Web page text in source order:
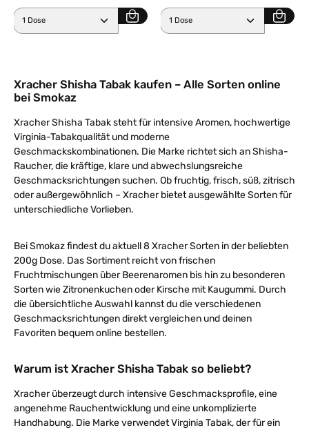
Produkt Anzahl: Gib den gewünschten Wert ein
Produkt Anzahl: Gib den
Xracher Shisha Tabak kaufen – Alle Sorten online
bei Smokaz
Xracher Shisha Tabak steht für intensive Aromen, hochwertige
Virginia-Tabakqualität und moderne
Geschmackskombinationen. Die Marke richtet sich an Shisha-
Raucher, die kräftige, klare und abwechslungsreiche
Geschmacksrichtungen suchen. Ob fruchtig, frisch, süß, zitrisch
oder außergewöhnlich – Xracher bietet ausgewählte Sorten für
unterschiedliche Vorlieben.
Bei Smokaz findest du aktuell 8 Xracher Sorten in der beliebten
200g Dose. Das Sortiment reicht von frischen
Fruchtmischungen über Beerenaromen bis hin zu besonderen
Sorten wie Zitronenkuchen oder Kirsche mit Kaugummi. Durch
die übersichtliche Auswahl kannst du die verschiedenen
Geschmacksrichtungen direkt vergleichen und deinen
Favoriten bequem online bestellen.
Warum ist Xracher Shisha Tabak so beliebt?
Xracher überzeugt durch intensive Geschmacksprofile, eine
angenehme Rauchentwicklung und eine unkomplizierte
Handhabung. Die Marke verwendet Virginia Tabak, der für ein